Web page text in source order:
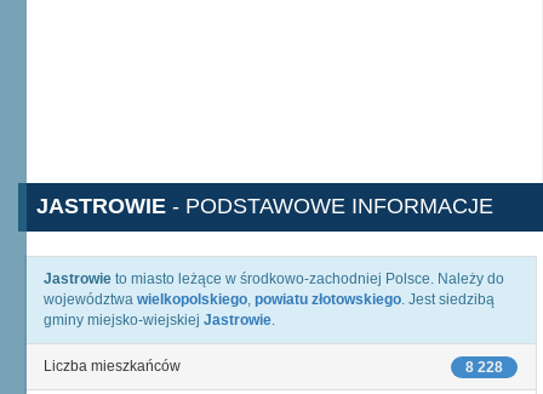
JASTROWIE - PODSTAWOWE INFORMACJE
Jastrowie to miasto leżące w środkowo-zachodniej Polsce. Należy do
województwa wielkopolskiego, powiatu złotowskiego. Jest siedzibą
gminy miejsko-wiejskiej Jastrowie.
8 228
Liczba mieszkańców